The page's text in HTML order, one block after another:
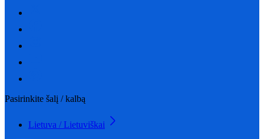
Pasirinkite šalį / kalbą
Lietuva / Lietuviškai